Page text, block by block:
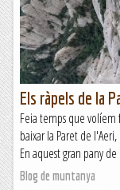
Els ràpels de la
Feia temps que volíem
baixar la Paret de
En aquest gran pany
Blog de muntanya